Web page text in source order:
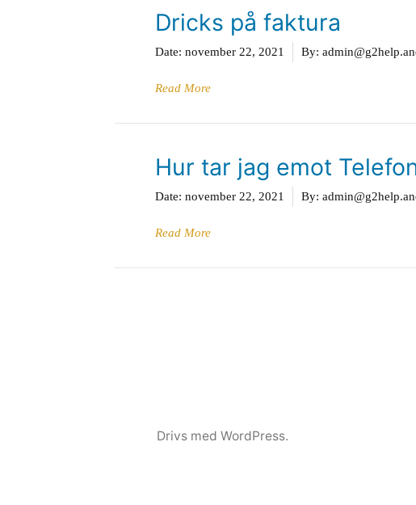
Dricks på faktura
Date: november 22, 2021 By:
Read More
Hur tar jag emot
Date: november 22, 2021 By:
Read More
Drivs med WordPress.